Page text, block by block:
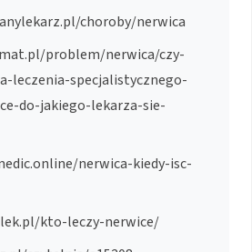
choroby/nerwica
problem/nerwica/czy-
leczenia-specjalistycznego-
do-jakiego-lekarza-sie-
nerwica-kiedy-isc-
kto-leczy-nerwice/